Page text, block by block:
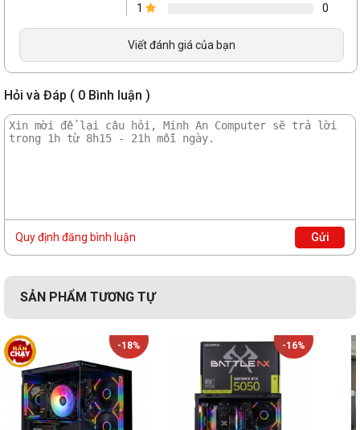
1
0
Viết đánh giá của bạn
Hỏi và Đáp ( 0 Bình luận )
Quy định đăng bình luận Gửi
SẢN PHẨM TƯƠNG TỰ
-18% -16%